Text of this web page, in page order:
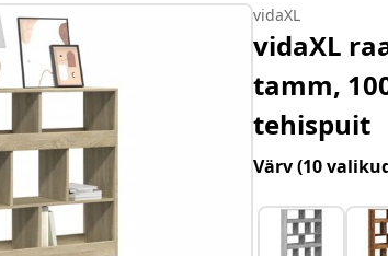
vidaXL
vidaXL
tamm,
tehispuit
Värv(10